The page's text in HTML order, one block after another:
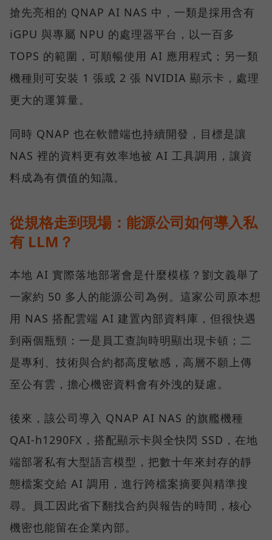
搶先亮相的 QNAP AI NAS 中，一類是採用含有
iGPU 與專屬 NPU 的處理器平台，以一百多
TOPS 的範圍，可順暢使用 AI 應用程式；另一類
機種則可安裝 1 張或 2 張 NVIDIA 顯示卡，處理
更大的運算量。
同時 QNAP 也在軟體端也持續開發，目標是讓
NAS 裡的資料更有效率地被 AI 工具調用，讓資
料成為有價值的知識。
從規格走到現場：能源公司如何導入私
有 LLM？
本地 AI 實際落地部署會是什麼模樣？劉文義舉了
一家約 50 多人的能源公司為例。這家公司原本想
用 NAS 搭配雲端 AI 建置內部資料庫，但很快遇
到兩個瓶頸：一是員工查詢時明顯出現卡頓；二
是專利、技術與合約都高度敏感，高層不願上傳
至公有雲，擔心機密資料會有外洩的疑慮。
後來，該公司導入 QNAP AI NAS 的旗艦機種
QAI-h1290FX，搭配顯示卡與全快閃 SSD，在地
端部署私有大型語言模型，把數十年來封存的靜
態檔案交給 AI 調用，進行跨檔案摘要與精準搜
尋。員工因此省下翻找合約與報告的時間，核心
機密也能留在企業內部。